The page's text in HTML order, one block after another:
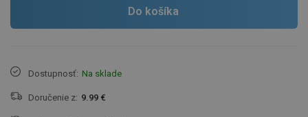
Do košíka
Dostupnosť: Na sklade
Doručenie z: 9.99 €